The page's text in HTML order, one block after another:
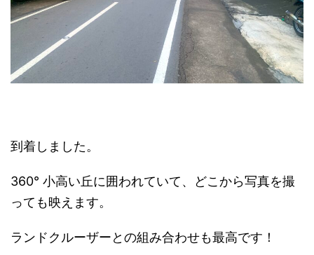
到着しました。
360° 小高い丘に囲われていて、どこから写真を撮
っても映えます。
ランドクルーザーとの組み合わせも最高です！